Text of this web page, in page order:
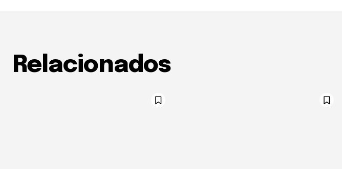
Relacionados